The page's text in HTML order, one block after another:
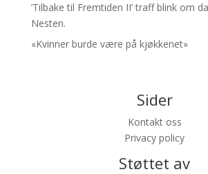
’Tilbake til Fremtiden II’ traff blink om
Nesten.
«Kvinner burde være på kjøkkenet»
Sider
Kontakt oss
Privacy policy
Støttet av